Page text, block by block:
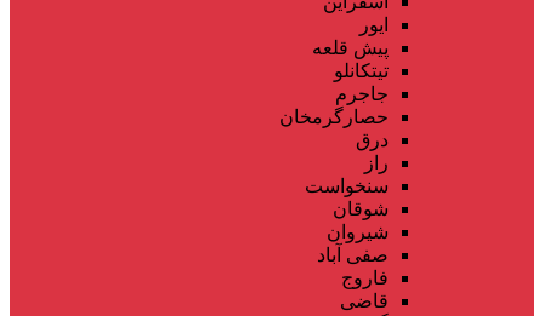
ایور
پیش قلعه
تیتکانلو
جاجرم
حصارگرمخان
درق
راز
سنخواست
شوقان
شیروان
صفی آباد
فاروج
قاضی